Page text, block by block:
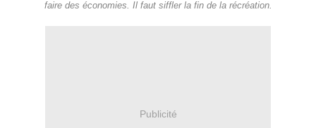
faire des économies. Il faut siffler la fin de la récréation.
Publicité